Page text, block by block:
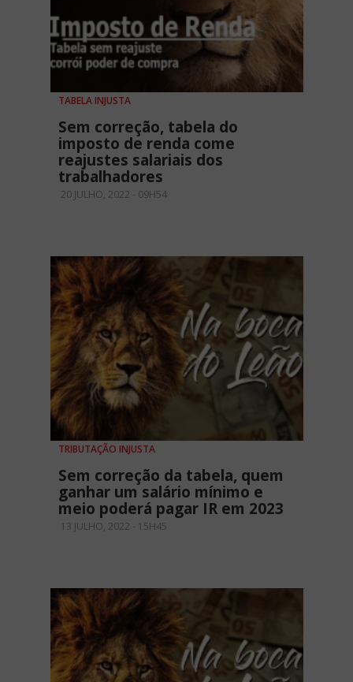
TABELA INJUSTA
Sem correção, tabela do
imposto de renda come
reajustes salariais dos
trabalhadores
20 JULHO, 2022 - 09H54
TRIBUTAÇÃO INJUSTA
Sem correção da tabela, quem
ganhar um salário mínimo e
meio poderá pagar IR em 2023
13 JULHO, 2022 - 15H45